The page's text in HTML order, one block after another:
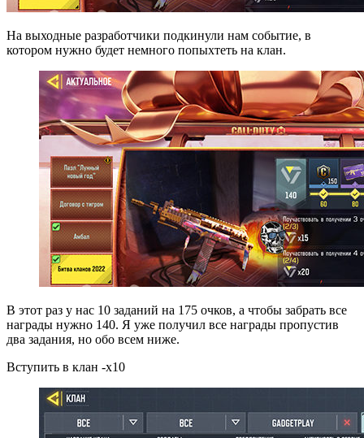
На выходные разработчики подкинули нам событие, в
котором нужно будет немного попыхтеть на клан.
В этот раз у нас 10 заданий на 175 очков, а чтобы забрать все
награды нужно 140. Я уже получил все награды пропустив
два задания, но обо всем ниже.
Вступить в клан -х10